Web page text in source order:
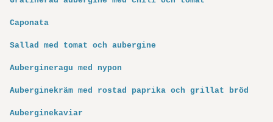
Caponata
Sallad med tomat och aubergine
Aubergineragu med nypon
Auberginekräm med rostad paprika och grillat bröd
Auberginekaviar